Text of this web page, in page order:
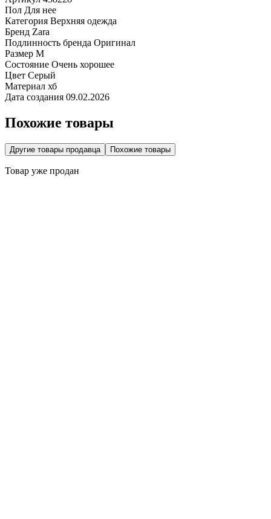
Пол Для нее
Категория Верхняя одежда
Бренд Zara
Подлинность бренда Оригинал
Размер M
Состояние Очень хорошее
Цвет Серый
Материал хб
Дата создания 09.02.2026
Похожие товары
Другие товары продавца Похожие товары
Товар уже продан